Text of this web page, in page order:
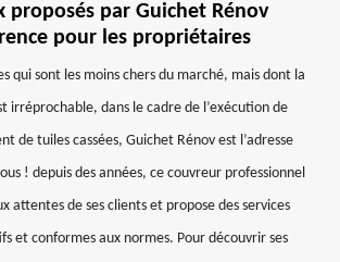
proposés par Guichet Rénov
pour les propriétaires
qui sont les moins chers du marché, mais dont la
irréprochable, dans le cadre de l’exécution de
de tuiles cassées, Guichet Rénov est l’adresse
! depuis des années, ce couvreur professionnel
attentes de ses clients et propose des services
et conformes aux normes. Pour découvrir ses